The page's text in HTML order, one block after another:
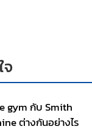
gym กับ Smith
ต่างกันอย่างไร